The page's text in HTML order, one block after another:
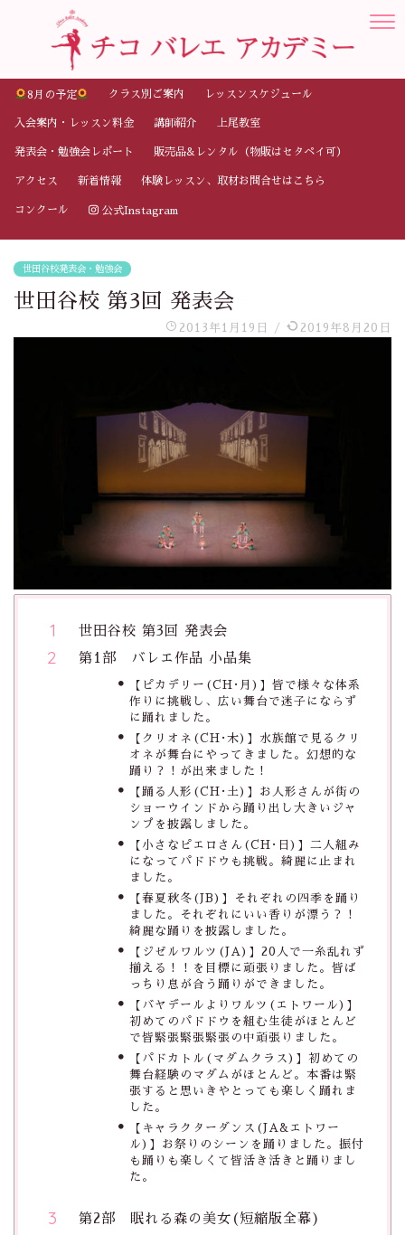
8月の予定 クラス別ご案内 レッスンスケジュール
入会案内・レッスン料金 講師紹介 上尾教室
発表会・勉強会レポート 販売品&レンタル（物販はセタペイ可）
アクセス 新着情報 体験レッスン、取材お問合せはこちら
コンクール 公式Instagram
世田谷校発表会・勉強会
世田谷校 第3回 発表会
2013年1月19日 / 2019年8月20日
世田谷校 第3回 発表会
第1部 バレエ作品 小品集
【ピカデリー(CH･月)】皆で様々な体系
作りに挑戦し、広い舞台で迷子にならず
に踊れました。
【クリオネ(CH･木)】水族館で見るクリ
オネが舞台にやってきました。幻想的な
踊り？！が出来ました！
【踊る人形(CH･土)】お人形さんが街の
ショーウインドから踊り出し大きいジャ
ンプを披露しました。
【小さなピエロさん(CH･日)】二人組み
になってパドドウも挑戦。綺麗に止まれ
ました。
【春夏秋冬(JB)】それぞれの四季を踊り
ました。それぞれにいい香りが漂う？！
綺麗な踊りを披露しました。
【ジゼルワルツ(JA)】20人で一糸乱れず
揃える！！を目標に頑張りました。皆ば
っちり息が合う踊りができました。
【バヤデールよりワルツ(エトワール)】
初めてのパドドウを組む生徒がほとんど
で皆緊張緊張緊張の中頑張りました。
【パドカトル(マダムクラス)】初めての
舞台経験のマダムがほとんど。本番は緊
張すると思いきやとっても楽しく踊れま
した。
【キャラクターダンス(JA&エトワー
ル)】お祭りのシーンを踊りました。振付
も踊りも楽しくて皆活き活きと踊りまし
た。
第2部 眠れる森の美女(短縮版全幕)